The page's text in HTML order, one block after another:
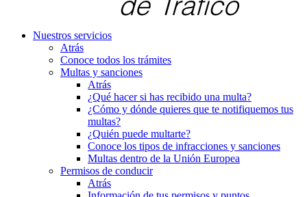
Nuestros servicios
Atrás
Conoce todos los trámites
Multas y sanciones
Atrás
¿Qué hacer si has recibido una multa?
¿Cómo y dónde quieres que te notifiquemos tus
multas?
¿Quién puede multarte?
Conoce los tipos de infracciones y sanciones
Multas dentro de la Unión Europea
Permisos de conducir
Atrás